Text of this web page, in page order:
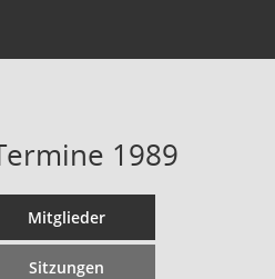
1989
Mitglieder
Sitzungen